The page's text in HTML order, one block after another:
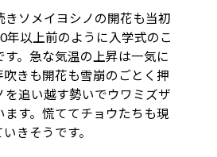
きソメイヨシノの開花も当初
年以上前のように入学式のこ
す。急な気温の上昇は一気に
きも開花も雪崩のごとく押
を追い越す勢いでウワミズザ
ます。慌ててチョウたちも現
きそうです。